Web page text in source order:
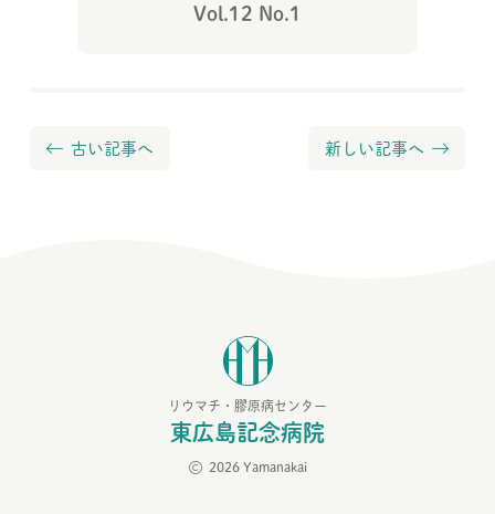
Vol.12 No.1
古い記事へ 新しい記事へ
リウマチ・膠原病センター
東広島記念病院
2026 Yamanakai